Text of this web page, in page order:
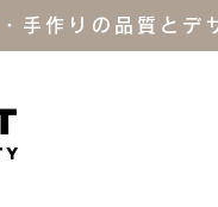
手作りの品質と